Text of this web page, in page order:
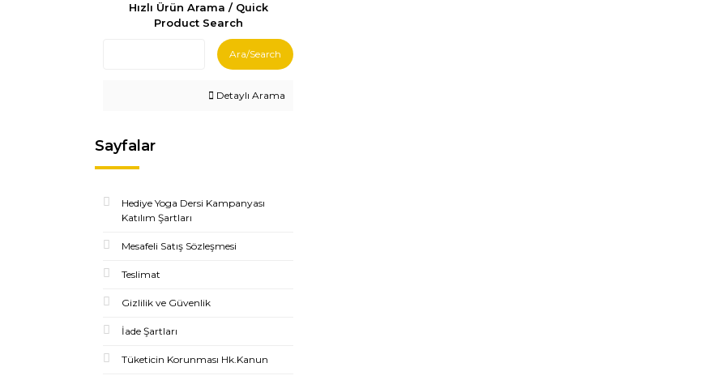
Hızlı Ürün Arama / Quick
Product Search
Ara/Search
Detaylı Arama
Sayfalar
Hediye Yoga Dersi Kampanyası
Katılım Şartları
Mesafeli Satış Sözleşmesi
Teslimat
Gizlilik ve Güvenlik
İade Şartları
Tüketicin Korunması Hk.Kanun